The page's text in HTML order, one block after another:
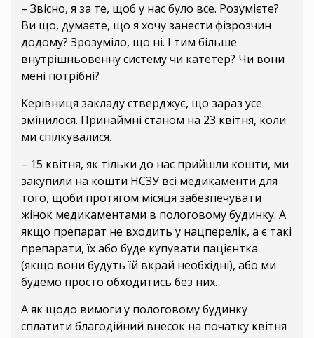
– Звісно, я за те, щоб у нас було все. Розумієте?
Ви що, думаєте, що я хочу занести фізрозчин
додому? Зрозуміло, що ні. І тим більше
внутрішньовенну систему чи катетер? Чи вони
мені потрібні?
Керівниця закладу стверджує, що зараз усе
змінилося. Принаймні станом на 23 квітня, коли
ми спілкувалися.
– 15 квітня, як тільки до нас прийшли кошти, ми
закупили на кошти НСЗУ всі медикаменти для
того, щоби протягом місяця забезпечувати
жінок медикаментами в пологовому будинку. А
якщо препарат не входить у нацперелік, а є такі
препарати, їх або буде купувати пацієнтка
(якщо вони будуть їй вкрай необхідні), або ми
будемо просто обходитись без них.
А як щодо вимоги у пологовому будинку
сплатити благодійний внесок на початку квітня